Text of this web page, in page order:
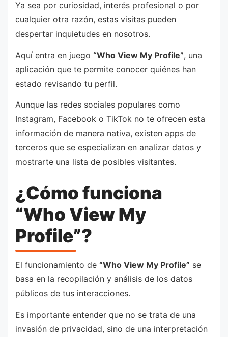
Ya sea por curiosidad, interés profesional o por
cualquier otra razón, estas visitas pueden
despertar inquietudes en nosotros.
Aquí entra en juego “Who View My Profile”, una
aplicación que te permite conocer quiénes han
estado revisando tu perfil.
Aunque las redes sociales populares como
Instagram, Facebook o TikTok no te ofrecen esta
información de manera nativa, existen apps de
terceros que se especializan en analizar datos y
mostrarte una lista de posibles visitantes.
¿Cómo funciona
“Who View My
Profile”?
El funcionamiento de “Who View My Profile” se
basa en la recopilación y análisis de los datos
públicos de tus interacciones.
Es importante entender que no se trata de una
invasión de privacidad, sino de una interpretación